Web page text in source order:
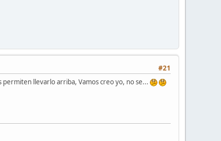
#21
llevarlo arriba, Vamos creo yo, no se...